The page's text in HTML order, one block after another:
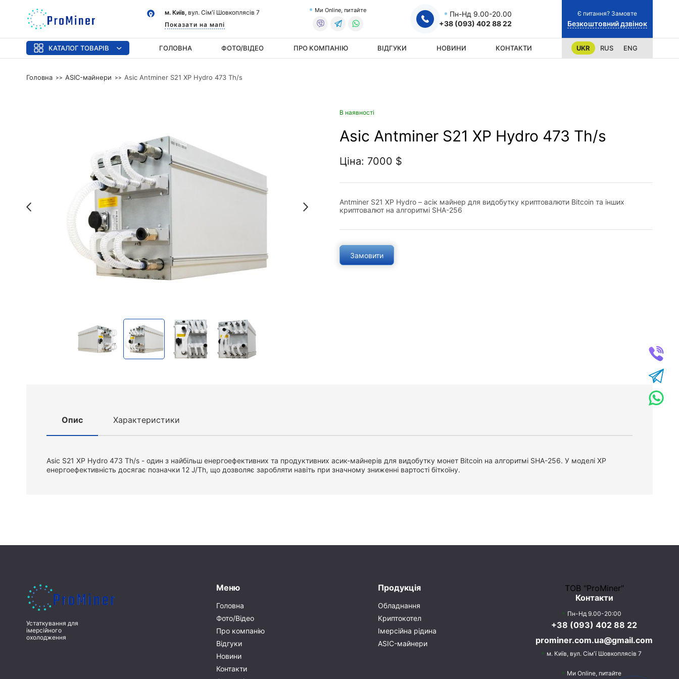
м. Київ, вул. Сім'ї Шовкоплясів 7
Показати на мапі
Ми Online, питайте
Пн-Нд 9.00-20.00
+38 (093) 402 88 22
Є питання? Замовте
Безкоштовний дзвінок
КАТАЛОГ ТОВАРІВ ГОЛОВНА ФОТО/ВІДЕО ПРО КОМПАНІЮ ВІДГУКИ НОВИНИ КОНТАКТИ UKR RUS ENG
Головна ASIC-майнери Asic Antminer S21 XP Hydro 473 Th/s
В наявності
Asic Antminer S21 XP Hydro 473 Th/s
Ціна: 7000 $
Antminer S21 XP Hydro – асік майнер для видобутку криптовалюти Bitcoin та інших
криптовалют на алгоритмі SHA-256
Замовити
Опис Характеристики
Asic S21 XP Hydro 473 Th/s - один з найбільш енергоефективних та продуктивних асик-майнерів для видобутку монет Bitcoin на алгоритмі SHA-256. У моделі XP
енергоефективність досягає позначки 12 J/Th, що дозволяє заробляти навіть при значному зниженні вартості біткоїну.
Устаткування для
імерсійного
охолодження
Меню
Головна
Фото/Відео
Про компанію
Відгуки
Новини
Контакти
Продукція
Обладнання
Криптокотел
Імерсійна рідина
ASIC-майнери
ТОВ "ProMiner"
Контакти
Пн-Нд 9.00-20:00
+38 (093) 402 88 22
prominer.com.ua@gmail.com
м. Київ, вул. Сім'ї Шовкоплясів 7
Ми Online, питайте